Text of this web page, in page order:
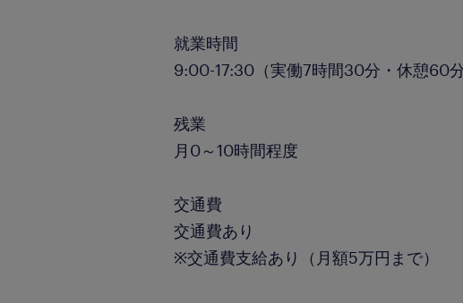
就業時間
9:00-17:30（実働7時間30分・休憩60分
残業
月0～10時間程度
交通費
交通費あり
※交通費支給あり（月額5万円まで）